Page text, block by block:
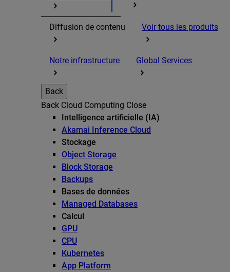
Diffusion de contenu Voir tous les produits
Notre infrastructure Global Services
Back
Back Cloud Computing Close
Intelligence artificielle (IA)
Akamai Inference Cloud
Stockage
Object Storage
Block Storage
Backups
Bases de données
Managed Databases
Calcul
GPU
CPU
Kubernetes
App Platform